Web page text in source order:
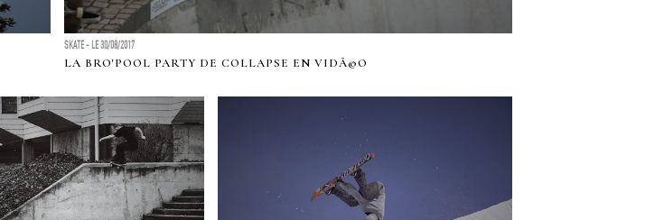
SKATE - LE 30/08/2017
LA BRO'POOL PARTY DE COLLAPSE EN VIDÃ©O